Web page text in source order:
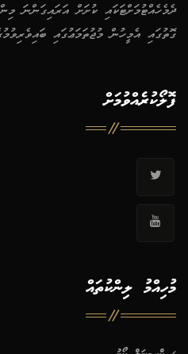
ދެމެހެއްޓުމަށްޓަކައި ކުށަށް އަރައިގަންނަ
ގޮތުގައި އެމީހުން މުޖުތަމަޢުގައި
ފޮލޯކުރެއްވުމަށް
މުހިއްމު ލިންކުތައް